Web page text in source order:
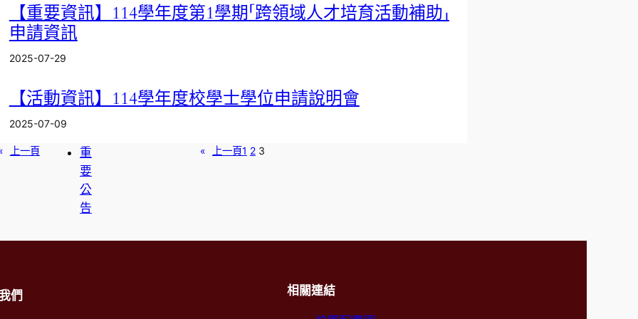
動
資
室
重
要
公
告
【重要資訊】114學年度第1學期「跨領域人才培育活動補助」
申請資訊
2025-07-29
【活動資訊】114學年度校學士學位申請說明會
2025-07-09
上一頁 « 上一頁1 2 3
們 相關連結